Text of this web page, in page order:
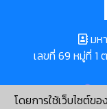
โดยการใช้เว็บไซต์ข
มห
เลขที่ 69 หมู่ที่ 1